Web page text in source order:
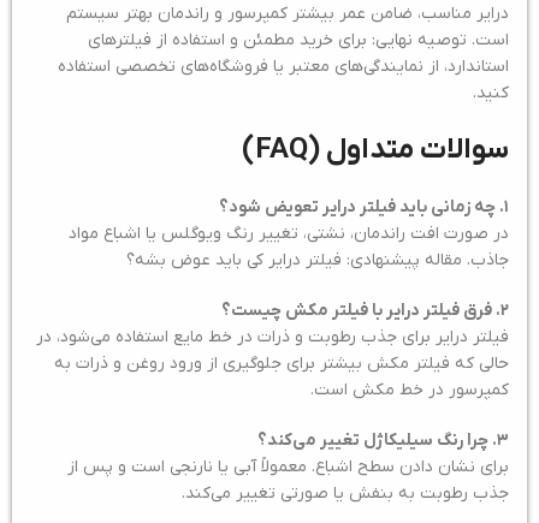
درایر مناسب، ضامن عمر بیشتر کمپرسور و راندمان بهتر سیستم
است. توصیه نهایی: برای خرید مطمئن و استفاده از فیلترهای
استاندارد، از نمایندگی‌های معتبر یا فروشگاه‌های تخصصی استفاده
کنید.
سوالات متداول (FAQ)
۱. چه زمانی باید فیلتر درایر تعویض شود؟
در صورت افت راندمان، نشتی، تغییر رنگ ویوگلس یا اشباع مواد
جاذب. مقاله پیشنهادی: فیلتر درایر کی باید عوض بشه؟
۲. فرق فیلتر درایر با فیلتر مکش چیست؟
فیلتر درایر برای جذب رطوبت و ذرات در خط مایع استفاده می‌شود، در
حالی که فیلتر مکش بیشتر برای جلوگیری از ورود روغن و ذرات به
کمپرسور در خط مکش است.
۳. چرا رنگ سیلیکاژل تغییر می‌کند؟
برای نشان دادن سطح اشباع. معمولاً آبی یا نارنجی است و پس از
جذب رطوبت به بنفش یا صورتی تغییر می‌کند.